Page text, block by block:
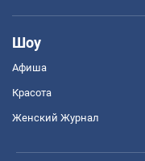
Шоу
Афиша
Красота
Женский Журнал